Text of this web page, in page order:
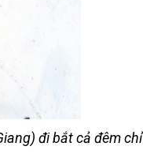
đi bắt cả đêm chỉ